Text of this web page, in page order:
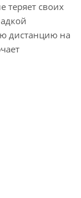
теряет своих
дистанцию на